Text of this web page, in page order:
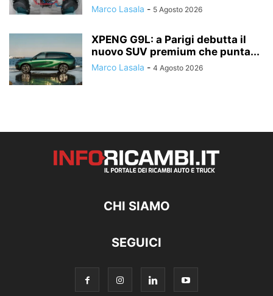
Marco Lasala - 5 Agosto 2026
XPENG G9L: a Parigi debutta il
nuovo SUV premium che punta...
Marco Lasala - 4 Agosto 2026
CHI SIAMO
SEGUICI